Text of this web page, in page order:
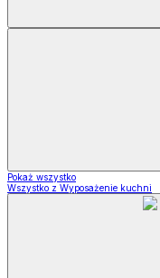
Pokaż wszystko
Wszystko z Wyposażenie kuchni